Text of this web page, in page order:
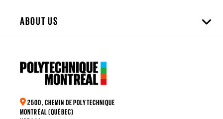
ABOUT US
2500, CHEMIN DE POLYTECHNIQUE
MONTRÉAL (QUÉBEC)